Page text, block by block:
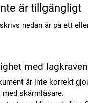
är tillgängligt
nedan är på ett
med lagkraven
är inte korrekt
skärmläsare.